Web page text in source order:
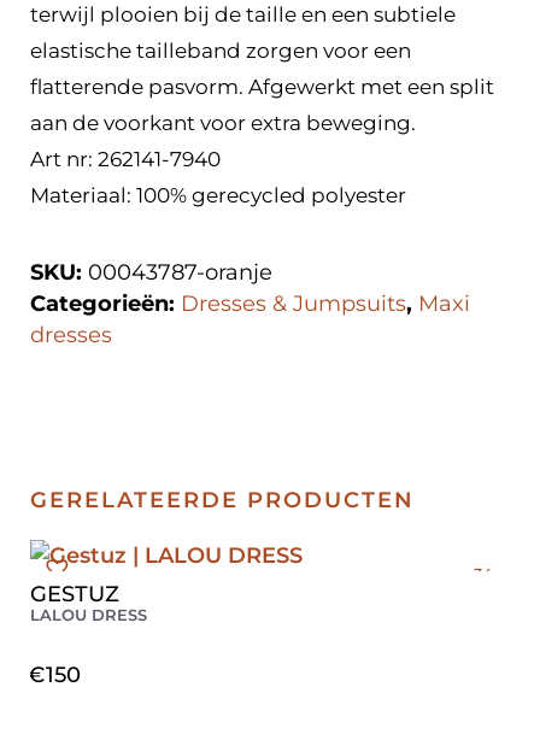
terwijl plooien bij de taille en een subtiele
elastische tailleband zorgen voor een
flatterende pasvorm. Afgewerkt met een split
aan de voorkant voor extra beweging.
Art nr: 262141-7940
Materiaal: 100% gerecycled polyester
SKU: 00043787-oranje
Categorieën: Dresses & Jumpsuits, Maxi
dresses
GERELATEERDE PRODUCTEN
GESTUZ
LALOU DRESS
€150
34